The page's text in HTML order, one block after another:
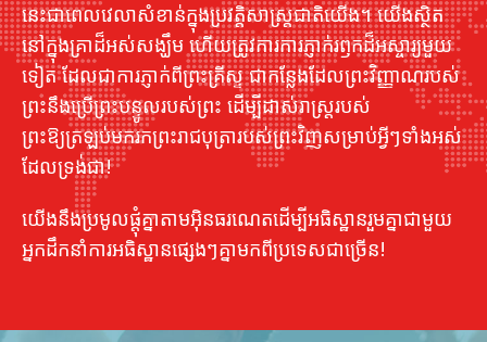
នេះ​ជា​ពេល​វេលា​សំខាន់​ក្នុង​ប្រវត្តិសាស្ត្រ​ជាតិ​យើង។ យើងស្ថិត
នៅក្នុងគ្រាដ៏អស់សង្ឃឹម ហើយត្រូវការការភ្ញាក់រឭកដ៏អស្ចារ្យមួយ
ទៀត ដែលជាការភ្ញាក់ពីព្រះគ្រីស្ទ ជាកន្លែងដែលព្រះវិញ្ញាណរបស់
ព្រះនឹងប្រើព្រះបន្ទូលរបស់ព្រះ ដើម្បីដាស់រាស្ដ្ររបស់
ព្រះឱ្យត្រឡប់មករកព្រះរាជបុត្រារបស់ព្រះវិញសម្រាប់អ្វីៗទាំងអស់
ដែលទ្រង់ជា!
យើងនឹងប្រមូលផ្តុំគ្នាតាមអ៊ិនធរណេតដើម្បីអធិស្ឋានរួមគ្នាជាមួយ
អ្នកដឹកនាំការអធិស្ឋានផ្សេងៗគ្នាមកពីប្រទេសជាច្រើន!